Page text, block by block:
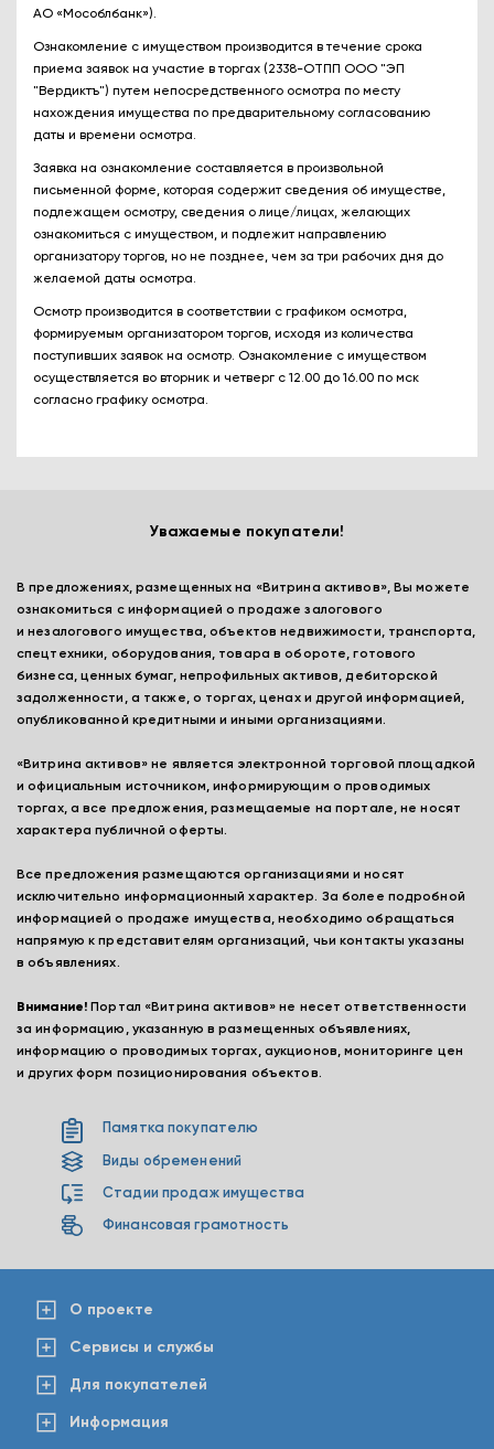
АО «Мособлбанк»).
Ознакомление с имуществом производится в течение срока
приема заявок на участие в торгах (2338-ОТПП ООО "ЭП
"Вердиктъ") путем непосредственного осмотра по месту
нахождения имущества по предварительному согласованию
даты и времени осмотра.
Заявка на ознакомление составляется в произвольной
письменной форме, которая содержит сведения об имуществе,
подлежащем осмотру, сведения о лице/лицах, желающих
ознакомиться с имуществом, и подлежит направлению
организатору торгов, но не позднее, чем за три рабочих дня до
желаемой даты осмотра.
Осмотр производится в соответствии с графиком осмотра,
формируемым организатором торгов, исходя из количества
поступивших заявок на осмотр. Ознакомление с имуществом
осуществляется во вторник и четверг с 12.00 до 16.00 по мск
согласно графику осмотра.
Уважаемые покупатели!
В предложениях, размещенных на «Витрина активов», Вы можете
ознакомиться с информацией о продаже залогового
и незалогового имущества, объектов недвижимости, транспорта,
спецтехники, оборудования, товара в обороте, готового
бизнеса, ценных бумаг, непрофильных активов, дебиторской
задолженности, а также, о торгах, ценах и другой информацией,
опубликованной кредитными и иными организациями.
«Витрина активов» не является электронной торговой площадкой
и официальным источником, информирующим о проводимых
торгах, а все предложения, размещаемые на портале, не носят
характера публичной оферты.
Все предложения размещаются организациями и носят
исключительно информационный характер. За более подробной
информацией о продаже имущества, необходимо обращаться
напрямую к представителям организаций, чьи контакты указаны
в объявлениях.
Внимание! Портал «Витрина активов» не несет ответственности
за информацию, указанную в размещенных объявлениях,
информацию о проводимых торгах, аукционов, мониторинге цен
и других форм позиционирования объектов.
Памятка покупателю
Виды обременений
Стадии продаж имущества
Финансовая грамотность
О проекте
Сервисы и службы
Для покупателей
Информация